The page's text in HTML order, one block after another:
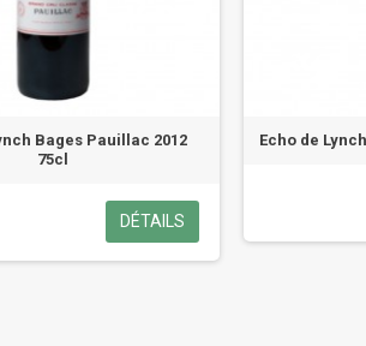
Bages Pauillac 2012
75cl
DÉTAILS
Echo de